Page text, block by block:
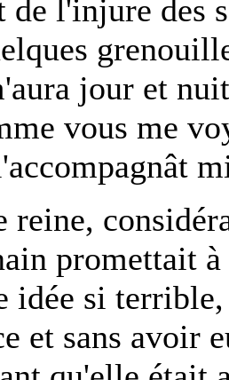
l'injure des
jour et
vous me
reine,
promettait
idée si
et sans avoir